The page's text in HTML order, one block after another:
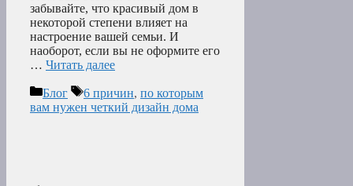
забывайте, что красивый дом в
некоторой степени влияет на
настроение вашей семьи. И
наоборот, если вы не оформите его
… Читать далее
Рубрики
Блог Метки
6 причин, по которым
вам нужен четкий дизайн дома